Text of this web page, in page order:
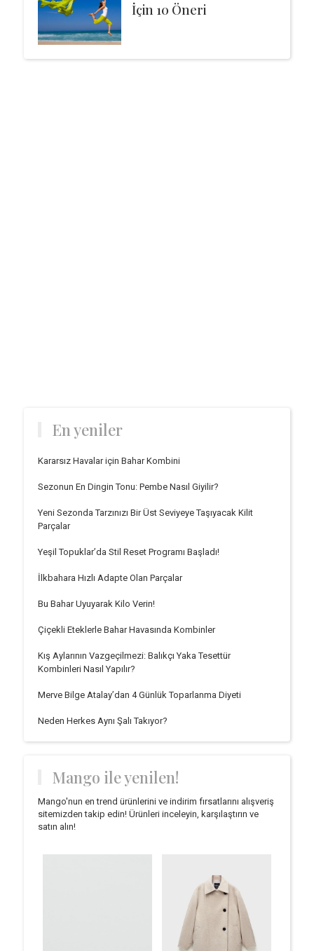
İçin 10 Öneri
En yeniler
Kararsız Havalar için Bahar Kombini
Sezonun En Dingin Tonu: Pembe Nasıl Giyilir?
Yeni Sezonda Tarzınızı Bir Üst Seviyeye Taşıyacak Kilit
Parçalar
Yeşil Topuklar’da Stil Reset Programı Başladı!
İlkbahara Hızlı Adapte Olan Parçalar
Bu Bahar Uyuyarak Kilo Verin!
Çiçekli Eteklerle Bahar Havasında Kombinler
Kış Aylarının Vazgeçilmezi: Balıkçı Yaka Tesettür
Kombinleri Nasıl Yapılır?
Merve Bilge Atalay’dan 4 Günlük Toparlanma Diyeti
Neden Herkes Aynı Şalı Takıyor?
Mango ile yenilen!
Mango'nun en trend ürünlerini ve indirim fırsatlarını alışveriş
sitemizden takip edin! Ürünleri inceleyin, karşılaştırın ve
satın alın!